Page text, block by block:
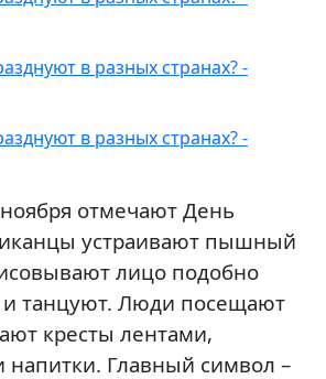
отмечают День
устраивают пышный
лицо подобно
танцуют. Люди посещают
кресты лентами,
напитки. Главный символ –